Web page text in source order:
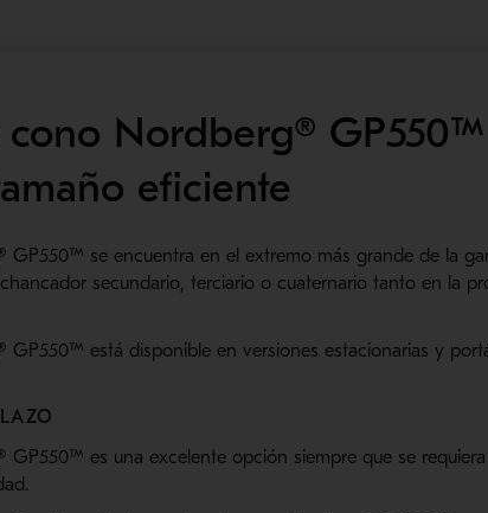
Nordberg®
eficiente
GP550™ se encuentra en el extremo más grande de la
secundario, terciario o cuaternario tanto en la
GP550™ está disponible en versiones estacionarias y
GP550™ es una excelente opción siempre que se